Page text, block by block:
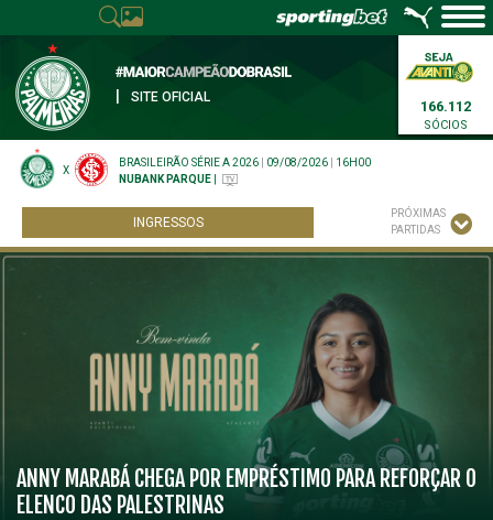
SITE OFICIAL
166.112
SÓCIOS
X
BRASILEIRÃO SÉRIE A 2026 09/08/2026
16H00
NUBANK PARQUE
INGRESSOS
PRÓXIMAS
PARTIDAS
ANNY MARABÁ CHEGA POR EMPRÉSTIMO PARA REFORÇAR O
ELENCO DAS PALESTRINAS